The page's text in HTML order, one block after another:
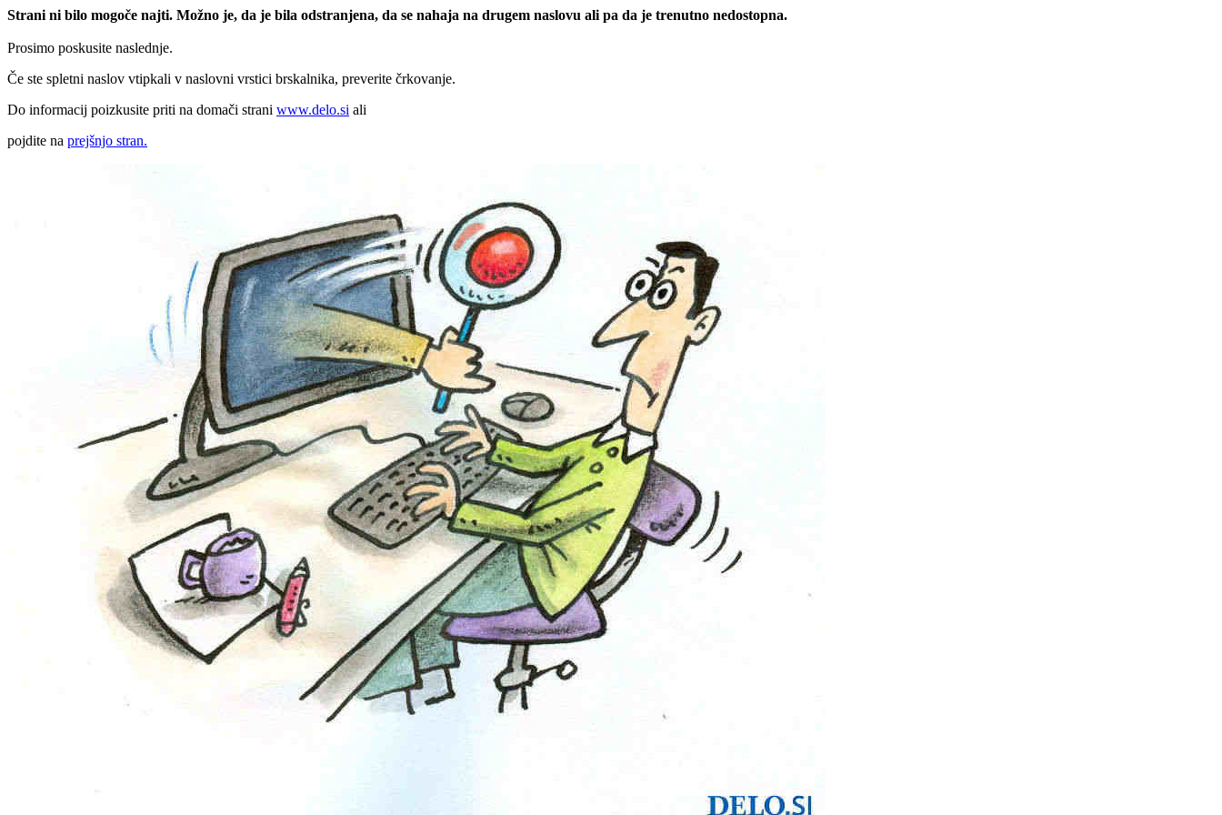
Strani ni bilo mogoče najti. Možno je, da je bila odstranjena, da se nahaja na drugem naslovu ali pa da je trenutno nedostopna.
Prosimo poskusite naslednje.
Če ste spletni naslov vtipkali v naslovni vrstici brskalnika, preverite črkovanje.
Do informacij poizkusite priti na domači strani www.delo.si ali
pojdite na prejšnjo stran.